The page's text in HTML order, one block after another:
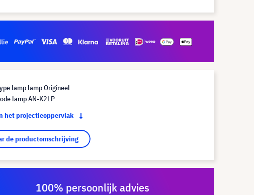
lamp lamp Origineel
lamp AN-K2LP
het projectieoppervlak
de productomschrijving
100% persoonlijk advies